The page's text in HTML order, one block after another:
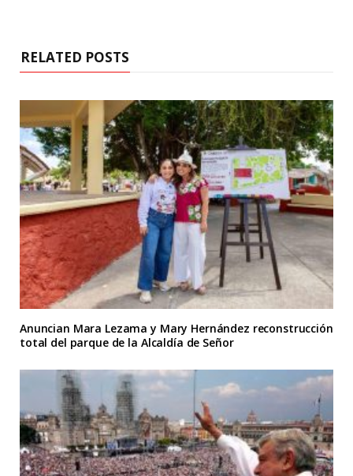
RELATED POSTS
Anuncian Mara Lezama y Mary Hernández reconstrucción
total del parque de la Alcaldía de Señor